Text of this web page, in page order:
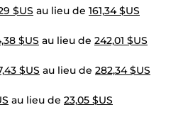
$US au lieu de 161,34 $US
$US au lieu de 242,01 $US
$US au lieu de 282,34 $US
au lieu de 23,05 $US